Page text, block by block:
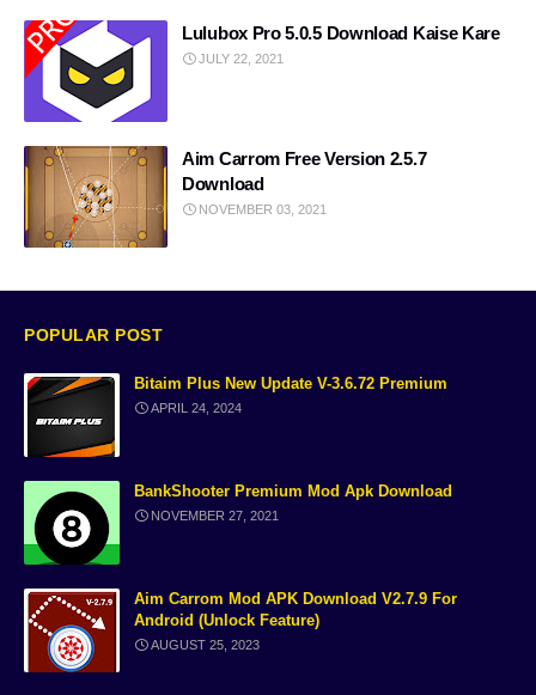
Game-Mod Text to Speech Websites
Bank tips
AI Image Generator Free
Free Tone App Temporary Number Websites
Website tools iPhone17
Game Earning
Ayushman Card 2026
WhatsApp with Temporary Number
8 ball pool aim tools
Lulubox Pro 5.0.5 Download Kaise Kare
JULY 22, 2021
Aim Carrom Free Version 2.5.7
Download
NOVEMBER 03, 2021
POPULAR POST
Bitaim Plus New Update V-3.6.72 Premium
APRIL 24, 2024
BankShooter Premium Mod Apk Download
NOVEMBER 27, 2021
Aim Carrom Mod APK Download V2.7.9 For
Android (unlock Feature)
AUGUST 25, 2023